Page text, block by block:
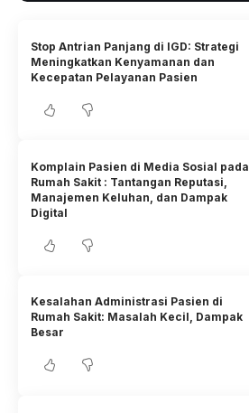
Stop Antrian Panjang di IGD: Strategi
Meningkatkan Kenyamanan dan
Kecepatan Pelayanan Pasien
Komplain Pasien di Media Sosial pada
Rumah Sakit : Tantangan Reputasi,
Manajemen Keluhan, dan Dampak
Digital
Kesalahan Administrasi Pasien di
Rumah Sakit: Masalah Kecil, Dampak
Besar